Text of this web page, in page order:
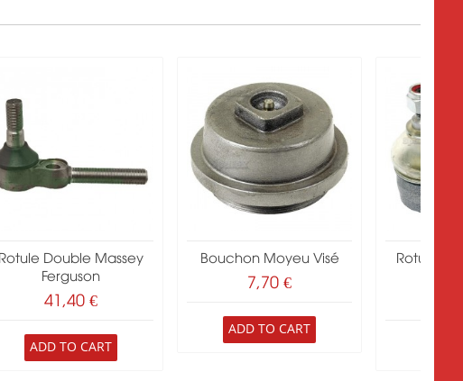
Rotule Double Massey
Ferguson
41,40 €
ADD TO CART
Bouchon Moyeu Visé
7,70 €
ADD TO CART
Rotule